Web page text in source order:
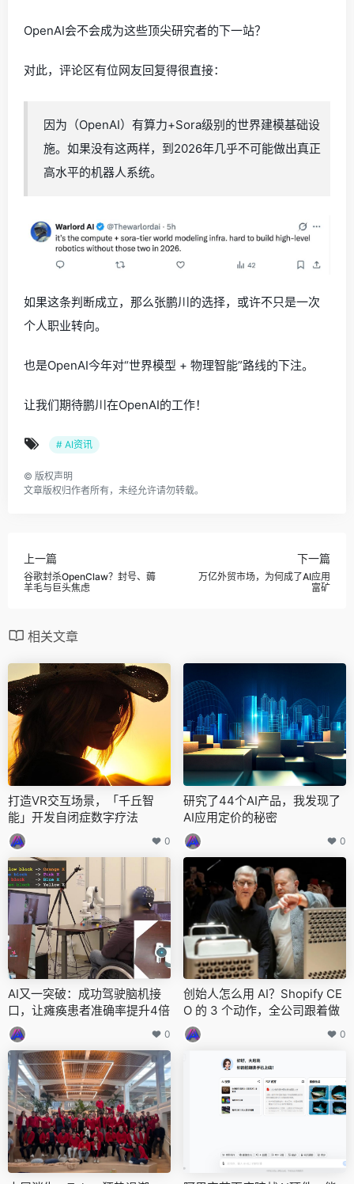
OpenAI会不会成为这些顶尖研究者的下一站？
对此，评论区有位网友回复得很直接：
因为（OpenAI）有算力+Sora级别的世界建模基础设
施。如果没有这两样，到2026年几乎不可能做出真正
高水平的机器人系统。
如果这条判断成立，那么张鹏川的选择，或许不只是一次
个人职业转向。
也是OpenAI今年对“世界模型 + 物理智能”路线的下注。
让我们期待鹏川在OpenAI的工作！
# AI资讯
© 版权声明
文章版权归作者所有，未经允许请勿转载。
上一篇
谷歌封杀OpenClaw？封号、薅
羊毛与巨头焦虑
下一篇
万亿外贸市场，为何成了AI应用
富矿
相关文章
打造VR交互场景，「千丘智
能」开发自闭症数字疗法
0
研究了44个AI产品，我发现了
AI应用定价的秘密
0
AI又一突破：成功驾驶脑机接
口，让瘫痪患者准确率提升4倍
0
创始人怎么用 AI？Shopify CE
O 的 3 个动作，全公司跟着做
0